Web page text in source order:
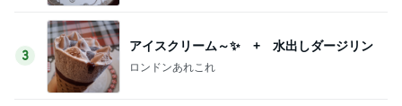
3
アイスクリーム～✨ + 水出しダージリン
ロンドンあれこれ